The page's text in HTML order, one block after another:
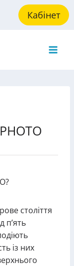
Кабінет
століття
п’ять
із них